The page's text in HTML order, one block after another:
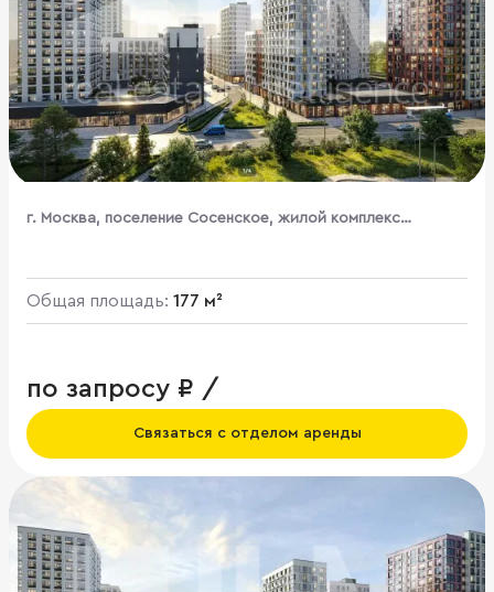
г. Москва, поселение Сосенское, жилой комплекс
Общая площадь: 177 м²
по запросу ₽ /
Связаться с отделом аренды